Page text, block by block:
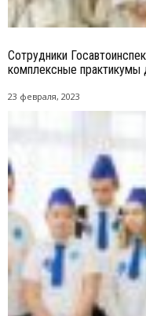
Сотрудники
комплексные практикумы
23 февраля, 2023